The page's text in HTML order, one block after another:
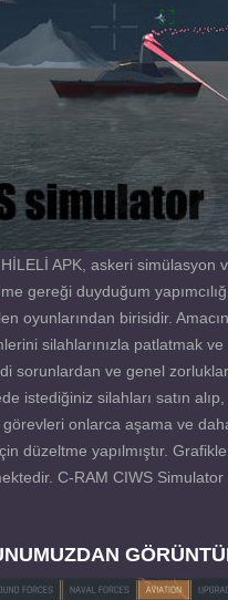
APK, askeri simülasyon
gereği duyduğum
oyunlarından birisidir.
silahlarınızla patlatmak
sorunlardan ve genel
istediğiniz silahları satın alıp,
onlarca aşama ve
düzeltme yapılmıştır.
C-RAM CIWS Simulator